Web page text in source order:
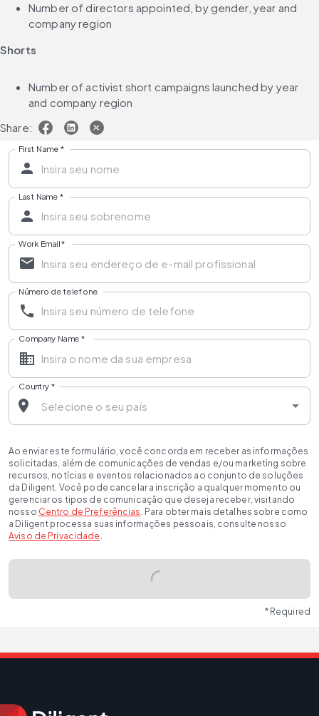
Number of directors appointed, by gender, year and
company region
Shorts
Number of activist short campaigns launched by year
and company region
Share:
First Name *
Last Name *
Work Email*
Número de telefone
Company Name *
Country *
Ao enviar este formulário, você concorda em receber as informações
solicitadas, além de comunicações de vendas e/ou marketing sobre
recursos, notícias e eventos relacionados ao conjunto de soluções
da Diligent. Você pode cancelar a inscrição a qualquer momento ou
gerenciar os tipos de comunicação que deseja receber, visitando
nosso Centro de Preferências . Para obter mais detalhes sobre como
a Diligent processa suas informações pessoais, consulte nosso
Aviso de Privacidade .
* Required